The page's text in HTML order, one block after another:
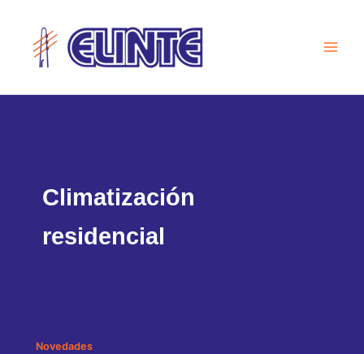
contenido
Climatización
residencial
Novedades